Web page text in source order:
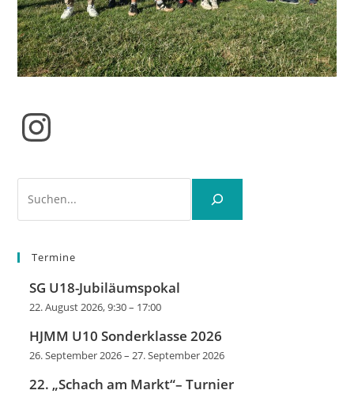
Instagram
Termine
SG U18-Jubiläumspokal
22. August 2026, 9:30– 17:00
HJMM U10 Sonderklasse 2026
26. September 2026–27. September 2026
22. „Schach am Markt“– Turnier